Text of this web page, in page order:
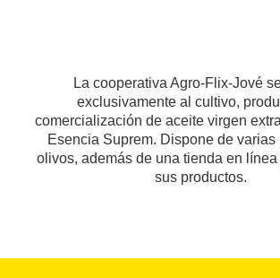
La cooperativa Agro-Flix-Jové
exclusivamente al cultivo,
comercialización de aceite virgen
Esencia Suprem. Dispone de varias
olivos, además de una tienda en
sus productos.